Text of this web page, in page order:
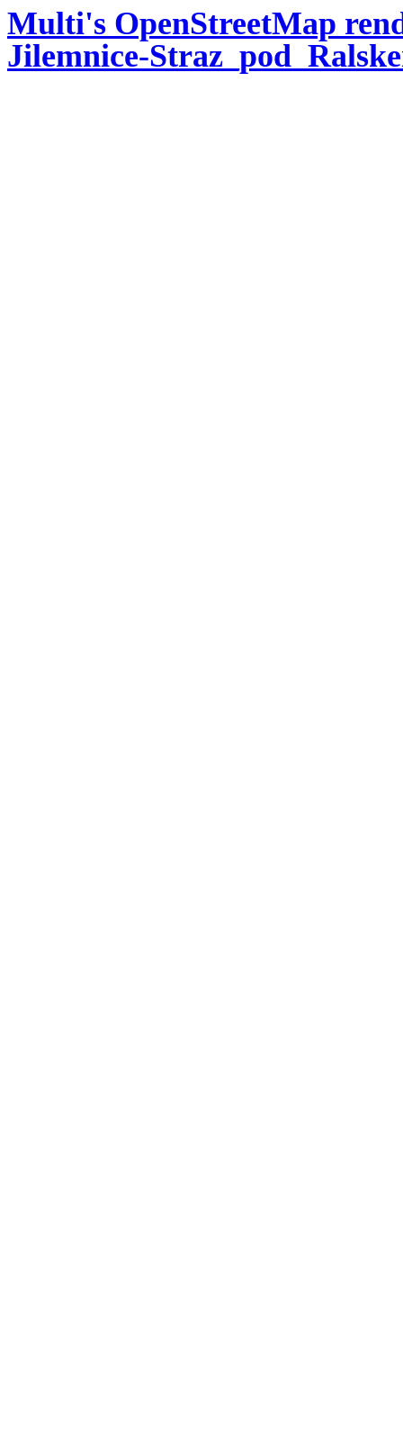
Multi's OpenStreetMap
Jilemnice-